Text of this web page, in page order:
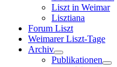
Liszt in Weimar
Lisztiana
Forum Liszt
Weimarer Liszt-Tage
Archiv
Publikationen